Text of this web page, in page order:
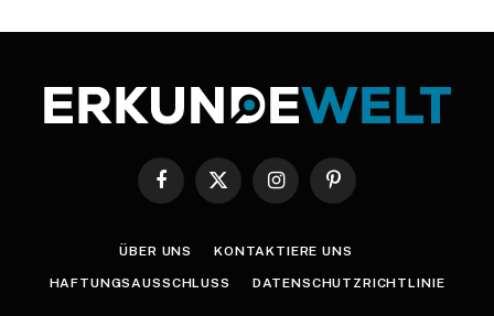
Facebook
X
InstagramPinterest
ÜBER UNS KONTAKTIERE UNS
HAFTUNGSAUSSCHLUSS DATENSCHUTZRICHTLINIE